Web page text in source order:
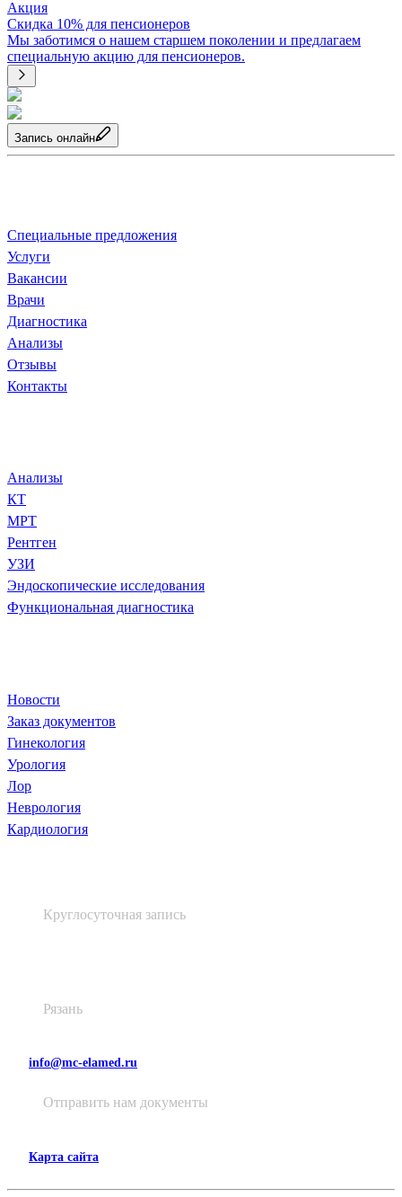
Акция
Скидка 10% для пенсионеров
Мы заботимся о нашем старшем поколении и предлагаем
специальную акцию для пенсионеров.
Запись онлайн
Специальные предложения
Услуги
Ваканcии
Врачи
Диагностика
Анализы
Отзывы
Контакты
Анализы
КТ
МРТ
Рентген
УЗИ
Эндоскопические исследования
Функциональная диагностика
Новости
Заказ документов
Гинекология
Урология
Лор
Неврология
Кардиология
Круглосуточная запись
Рязань
info@mc-elamed.ru
Отправить нам документы
Карта сайта